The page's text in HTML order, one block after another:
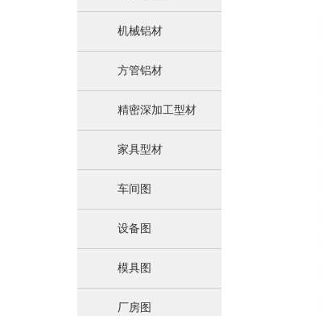
机械铝材
方管铝材
精密深加工型材
家具型材
车间图
设备图
模具图
厂房图